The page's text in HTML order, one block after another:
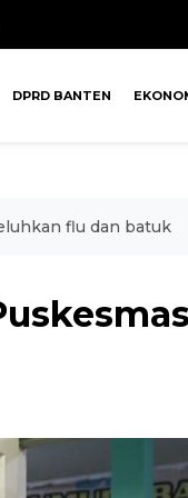
DPRD BANTEN
flu dan batuk